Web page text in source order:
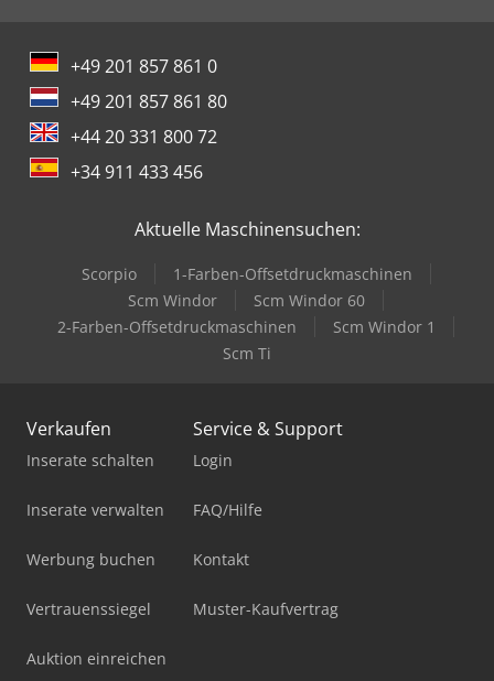
+49 201 857 861 0
+49 201 857 861 80
+44 20 331 800 72
+34 911 433 456
Aktuelle Maschinensuchen:
Scorpio
1-Farben-Offsetdruckmaschinen
Scm Windor
Scm Windor 60
2-Farben-Offsetdruckmaschinen
Scm Windor 1
Scm Ti
Verkaufen
Inserate schalten
Inserate verwalten
Werbung buchen
Vertrauenssiegel
Auktion einreichen
Service & Support
Login
FAQ/Hilfe
Kontakt
Muster-Kaufvertrag